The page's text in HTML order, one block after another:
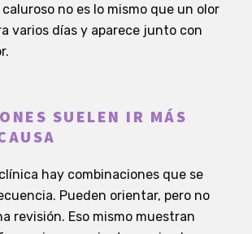
no es lo mismo que un olor
varios días y aparece junto con
SUELEN IR MÁS
hay combinaciones que se
Pueden orientar, pero no
revisión. Eso mismo muestran